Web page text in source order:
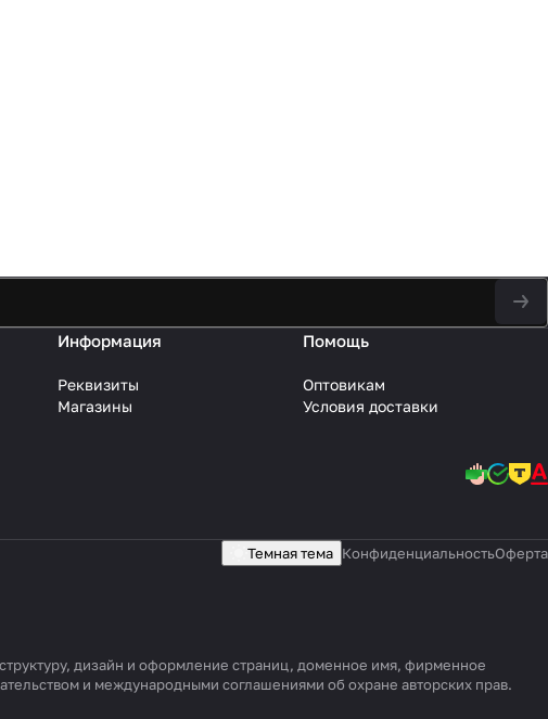
Информация
Реквизиты
Магазины
Помощь
Оптовикам
Условия доставки
Темная тема КонфиденциальностьОферта
дизайн и оформление страниц, доменное имя, фирменное
и международными соглашениями об охране авторских прав.